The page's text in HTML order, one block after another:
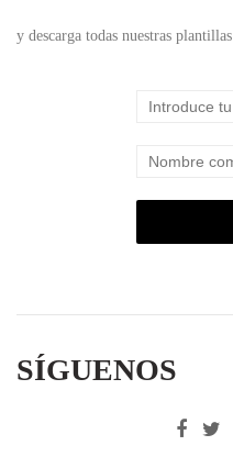
y descarga todas nuestras plantillas
SÍGUENOS